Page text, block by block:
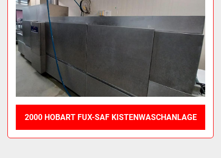
2000 HOBART FUX-SAF KISTENWASCHANLAGE